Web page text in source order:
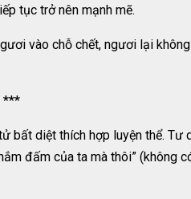
tục trở nên mạnh mẽ.
vào chỗ chết, ngươi lại
***
bất diệt thích hợp luyện thể.
đấm của ta mà thôi” (không